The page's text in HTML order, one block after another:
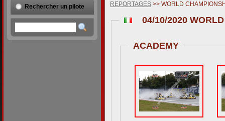
Rechercher un pilote REPORTAGES >> WORLD
ACADEMY